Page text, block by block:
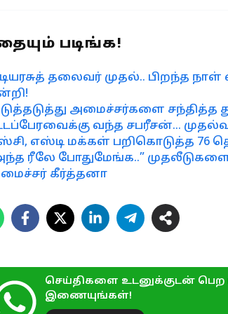
படிங்க!
தலைவர் முதல்.. பிறந்த
அமைச்சர்களை சந்தித்த
வந்த சபரீசன்…
எஸ்டி மக்கள் பறிகொடுத்த 76
ரீலே போதுமேங்க..” முதலீடுகளை
கீர்த்தனா
செய்திகளை உடனுக்குடன்
இணையுங்கள்!